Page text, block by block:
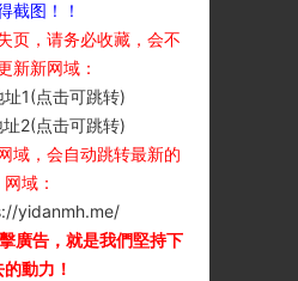
截图！！
页，请务必收藏，会不
新新网域：
址1(点击可跳转)
址2(点击可跳转)
域，会自动跳转最新的
网域：
yidanmh.me/
廣告，就是我們堅持下
的動力！